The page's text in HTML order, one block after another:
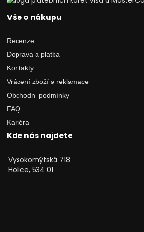
Vše o nákupu
Recenze
Doprava a platba
Kontakty
Vrácení zboží a reklamace
Obchodní podmínky
FAQ
Kariéra
Kde nás najdete
Vysokomýtská 718
Holice, 534 01